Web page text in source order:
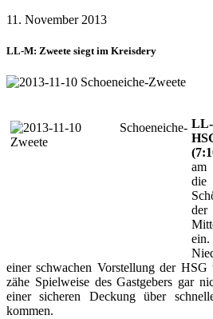
11. November 2013
LL-M: Zweete siegt im Kreisdery
am
einer schwachen Vorstellung der
zähe Spielweise des Gastgebers gar
einer sicheren Deckung über
kommen.